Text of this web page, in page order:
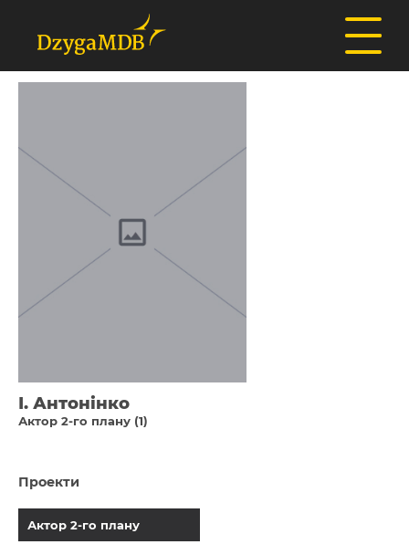
І. Антонінко
Актор 2-го плану (1)
Проекти
Актор 2-го плану